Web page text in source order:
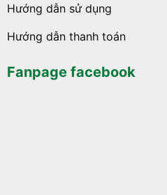
Hướng dẫn sử dụng
Hướng dẫn thanh toán
Fanpage facebook